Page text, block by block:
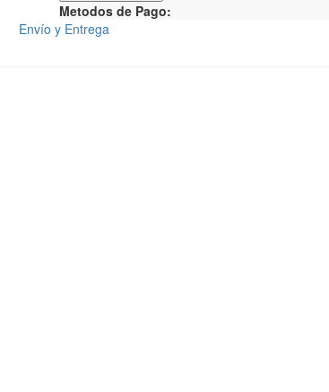
Metodos de Pago:
Envío y Entrega